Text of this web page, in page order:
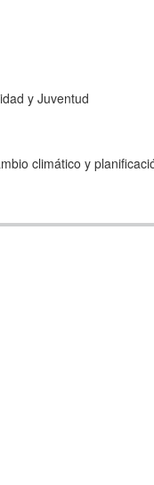
y Juventud
climático y